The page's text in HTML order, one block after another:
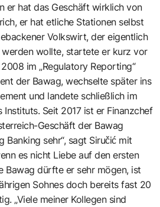
er hat das Geschäft wirklich von
er hat etliche Stationen selbst
Volkswirt, der eigentlich
wollte, startete er kurz vor
im „Regulatory Reporting“
der Bawag, wechselte später ins
und landete schließlich im
Instituts. Seit 2017 ist er Finanzchef
Geschäft der Bawag
Banking sehr“, sagt Siručić mit
es nicht Liebe auf den ersten
Bawag dürfte er sehr mögen, ist
Sohnes doch bereits fast 20
„Viele meiner Kollegen sind